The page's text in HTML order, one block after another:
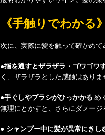
《手触りでわかる
次に、実際に髪を触って確かめ
●指を通すとザラザラ・ゴワゴワ
く、ザラザラとした感触はあり
●手ぐしやブラシがひっかかるめ
無理にとかすと、さらにダメージ
● シャンプー中に髪が異常にきし